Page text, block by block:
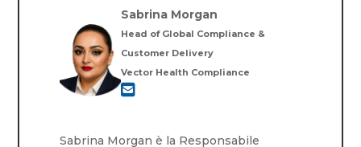
Sabrina Morgan
Head of Global Compliance &
Customer Delivery
Vector Health Compliance
Sabrina Morgan è la Responsabile